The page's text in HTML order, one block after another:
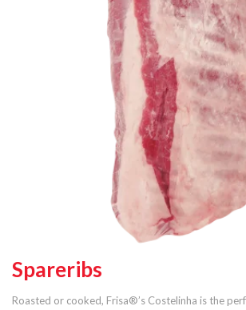
Spareribs
Roasted or cooked, Frisa®’s Costelinha is the